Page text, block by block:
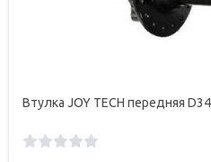
Втулка JOY TECH передняя